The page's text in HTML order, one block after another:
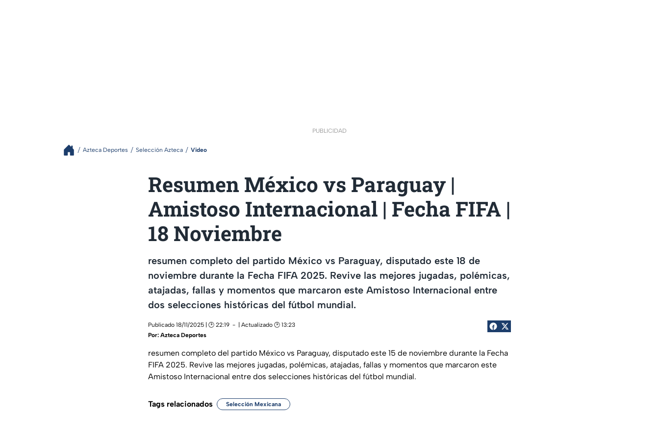
PUBLICIDAD
Azteca Deportes Selección Azteca Video
Resumen México vs Paraguay |
Amistoso Internacional | Fecha FIFA |
18 Noviembre
resumen completo del partido México vs Paraguay, disputado este 18 de
noviembre durante la Fecha FIFA 2025. Revive las mejores jugadas, polémicas,
atajadas, fallas y momentos que marcaron este Amistoso Internacional entre
dos selecciones históricas del fútbol mundial.
Publicado 18/11/2025 | 🕑 22:19
| Actualizado 🕑 13:23
Por: Azteca Deportes
resumen completo del partido México vs Paraguay, disputado este 15 de noviembre durante la Fecha
FIFA 2025. Revive las mejores jugadas, polémicas, atajadas, fallas y momentos que marcaron este
Amistoso Internacional entre dos selecciones históricas del fútbol mundial.
Tags relacionados Selección Mexicana